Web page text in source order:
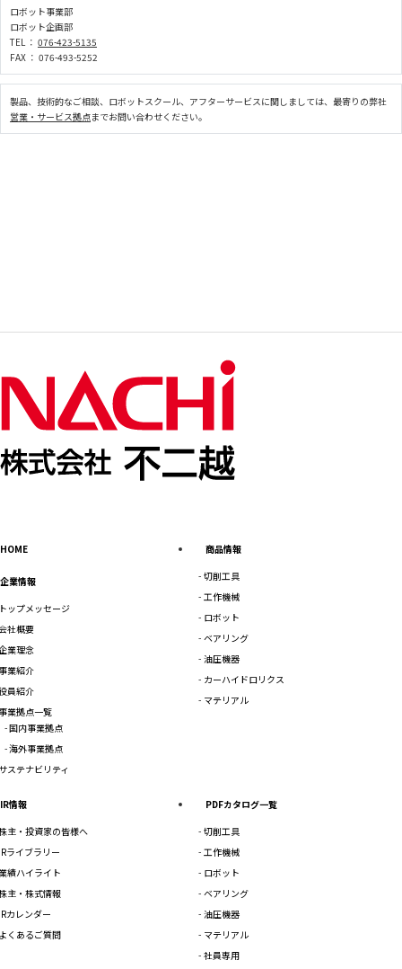
ロボット事業部
ロボット企画部
TEL ： 076-423-5135
FAX ： 076-493-5252
製品、技術的なご相談、ロボットスクール、アフターサービスに関しましては、最寄りの弊社
営業・サービス拠点までお問い合わせください。
HOME
企業情報
ップメッセージ
社概要
業理念
業紹介
員紹介
業拠点一覧
国内事業拠点
海外事業拠点
ステナビリティ
商品情報
切削工具
工作機械
ロボット
ベアリング
油圧機器
カーハイドロリクス
マテリアル
IR情報
主・投資家の皆様へ
ライブラリー
績ハイライト
主・株式情報
カレンダー
くあるご質問
PDFカタログ一覧
切削工具
工作機械
ロボット
ベアリング
油圧機器
マテリアル
社員専用